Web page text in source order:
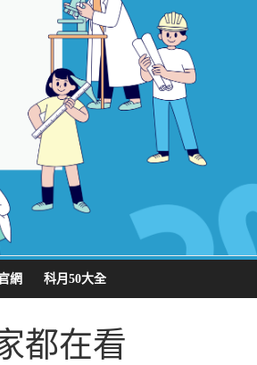
網 科月50大全
都在看